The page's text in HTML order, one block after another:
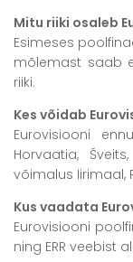
Mitu riiki osaleb
Esimeses
mõlemast saab
riiki.
Kes võidab
Eurovisiooni
Horvaatia,
võimalus Iirimaal,
Kus vaadata
Eurovisiooni
ning ERR veebist